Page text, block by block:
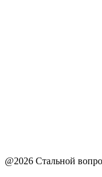
@2026 Стальной